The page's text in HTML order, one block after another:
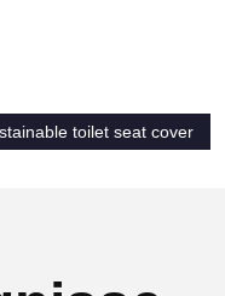
toilet seat cover